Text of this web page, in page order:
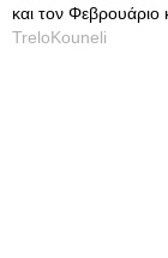
και τον Φεβρουάριο
TreloKouneli